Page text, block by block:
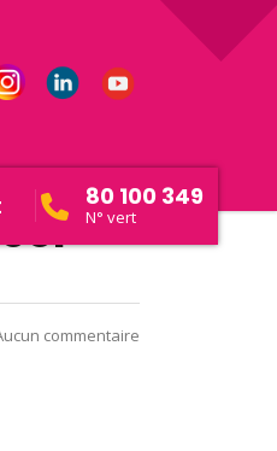
80 100 349
N° vert
commentaire